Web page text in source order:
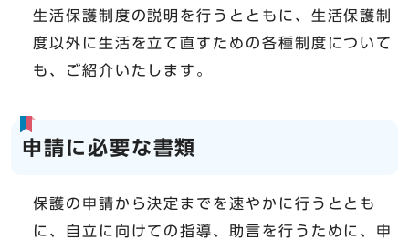
生活保護制度の説明を行うとともに、生活保護制
度以外に生活を立て直すための各種制度について
も、ご紹介いたします。
申請に必要な書類
保護の申請から決定までを速やかに行うととも
に、自立に向けての指導、助言を行うために、申